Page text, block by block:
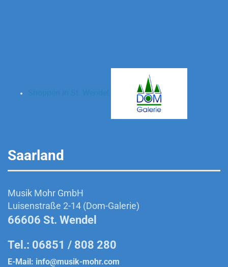
Saarland
Musik Mohr GmbH
Luisenstraße 2-14 (Dom-Galerie)
66606 St. Wendel
Tel.: 06851 / 808 280
E-Mail: info@musik-mohr.com